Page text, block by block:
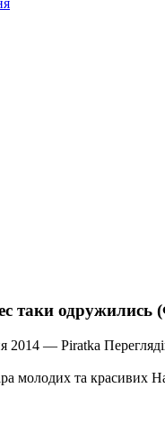
таки
2014 — Piratka
молодих та красивих